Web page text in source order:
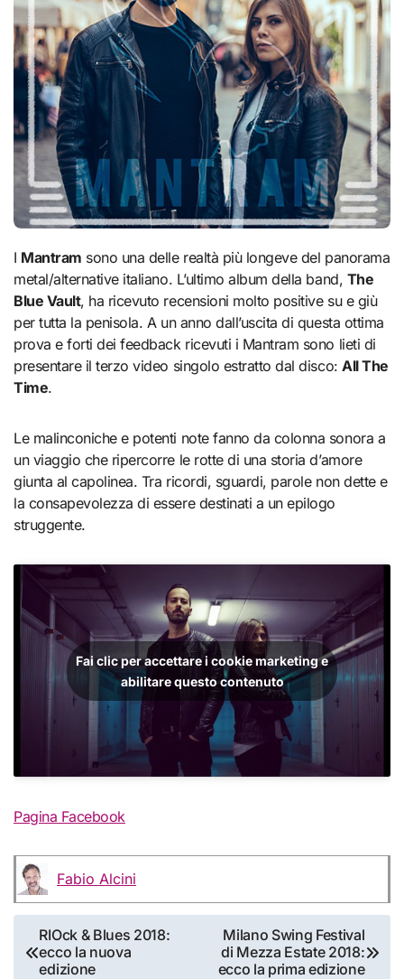
Mantram sono una delle realtà più longeve del panorama
metal/alternative italiano. L’ultimo album della band, The
Blue Vault, ha ricevuto recensioni molto positive su e giù
per tutta la penisola. A un anno dall’uscita di questa ottima
prova e forti dei feedback ricevuti i Mantram sono lieti di
presentare il terzo video singolo estratto dal disco:All The
Time.
Le malinconiche e potenti note fanno da colonna sonora a
un viaggio che ripercorre le rotte di una storia d’amore
giunta al capolinea. Tra ricordi, sguardi, parole non dette e
la consapevolezza di essere destinati a un epilogo
struggente.
Fai clic per accettare i cookie marketing e
abilitare questo contenuto
Pagina Facebook
Fabio Alcini
Navigazione
articoli
RIOck & Blues 2018:
ecco la nuova
edizione
Milano Swing Festival
di Mezza Estate 2018:
ecco la prima edizione